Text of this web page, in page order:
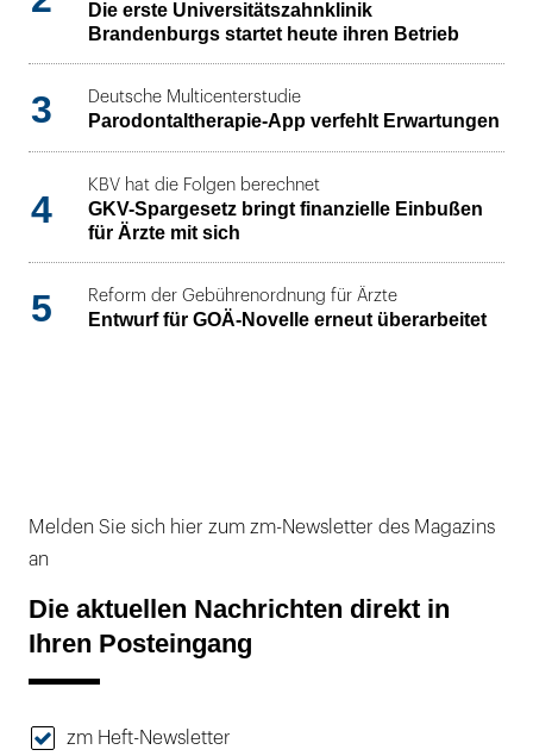
Die erste Universitätszahnklinik
Brandenburgs startet heute ihren Betrieb
3 Deutsche Multicenterstudie
Parodontaltherapie-App verfehlt Erwartungen
4
KBV hat die Folgen berechnet
GKV-Spargesetz bringt finanzielle Einbußen
für Ärzte mit sich
5 Reform der Gebührenordnung für Ärzte
Entwurf für GOÄ-Novelle erneut überarbeitet
Melden Sie sich hier zum zm-Newsletter des Magazins
an
Die aktuellen Nachrichten direkt in
Ihren Posteingang
zm Heft-Newsletter